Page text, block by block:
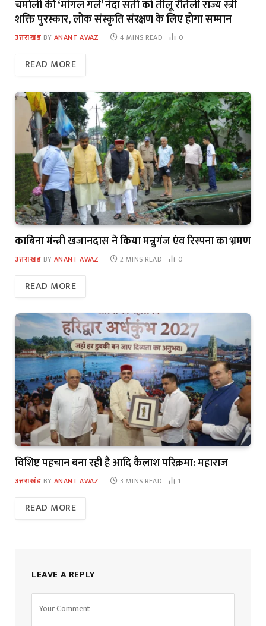
चमोली की ‘मांगल गर्ल’ नंदा सती को तीलू रौतेली राज्य स्त्री
शक्ति पुरस्कार, लोक संस्कृति संरक्षण के लिए होगा सम्मान
उत्तराखंड BY ANANT AWAZ 4 MINS READ 0
READ MORE
काबिना मंन्त्री खजानदास ने किया मन्नुगंज एंव रिस्पना का भ्रमण
उत्तराखंड BY ANANT AWAZ 2 MINS READ 0
READ MORE
विशिष्ट पहचान बना रही है आदि कैलाश परिक्रमा: महाराज
उत्तराखंड BY ANANT AWAZ 3 MINS READ 1
READ MORE
LEAVE A REPLY